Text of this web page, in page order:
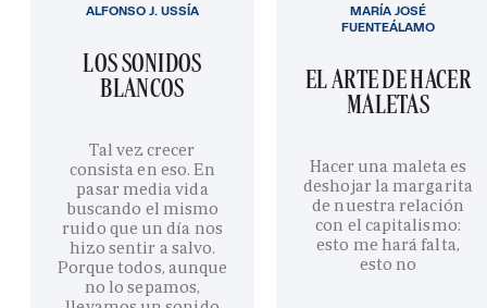
LOS SONIDOS
BLANCOS
Tal vez crecer
consista en eso. En
pasar media vida
buscando el mismo
ruido que un día nos
hizo sentir a salvo.
Porque todos, aunque
no lo sepamos,
ALFONSO J. USSÍA
EL ARTE DE HACER
MALETAS
Hacer una maleta es
deshojar la margarita
de nuestra relación
con el capitalismo:
esto me hará falta,
esto no
MARÍA JOSÉ
FUENTEÁLAMO